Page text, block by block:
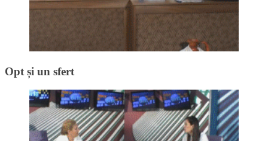
Opt și un sfert